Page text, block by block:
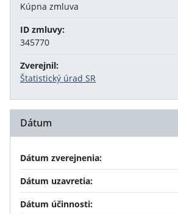
Kúpna zmluva
ID zmluvy:
345770
Zverejnil:
Štatistický úrad SR
Dátum
Dátum zverejnenia:
Dátum uzavretia:
Dátum účinnosti: